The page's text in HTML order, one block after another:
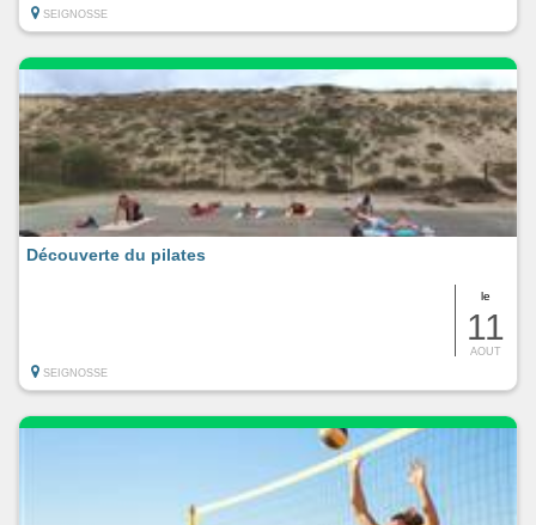
SEIGNOSSE
le
11
AOUT
Découverte du pilates
SEIGNOSSE